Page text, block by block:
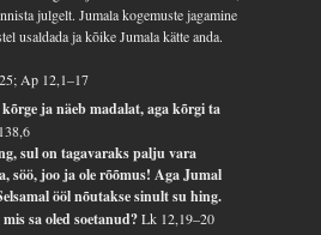
julgelt. Jumala kogemuste jagamine
usaldada ja kõike Jumala kätte anda.
Ap 12,1–17
ja näeb madalat, aga kõrgi ta
sul on tagavaraks palju vara
söö, joo ja ole rõõmus! Aga Jumal
ööl nõutakse sinult su hing.
mis sa oled soetanud?Lk 12,19–20